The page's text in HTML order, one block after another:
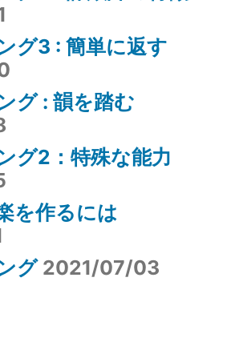
グ3 : 簡単に返す
グ : 韻を踏む
グ2：特殊な能力
を作るには
グ 2021/07/03